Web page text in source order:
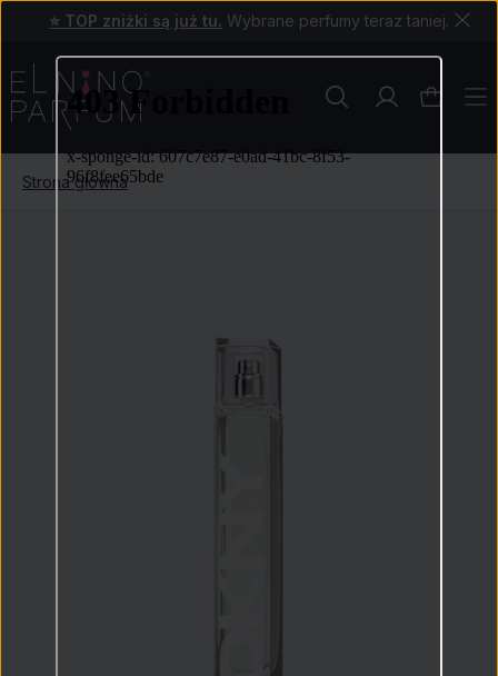
⭐ TOP zniżki są już tu. Wybrane perfumy teraz taniej.
Strona główna